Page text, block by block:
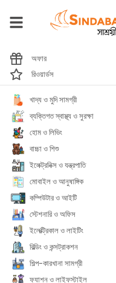
অফার
রিওয়ার্ডস
খাদ্য ও মুদি সামগ্রী
ব্যক্তিগত স্বাস্থ্য ও সুরক্ষা
হোম ও লিভিং
বাচ্চা ও শিশু
ইলেক্ট্রনিক্স ও যন্ত্রপাতি
মোবাইল ও আনুষাঙ্গিক
কম্পিউটার ও আইটি
স্টেশনারি ও অফিস
ইলেক্ট্রিকাল ও লাইটিং
বিল্ডিং ও কন্সট্রাকশন
শিল্প-কারখানা সামগ্রী
ফ্যাশন ও লাইফস্টাইল